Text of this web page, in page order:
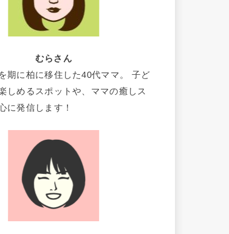
むらさん
期に柏に移住した40代ママ。 子ど
しめるスポットや、ママの癒しス
に発信します！